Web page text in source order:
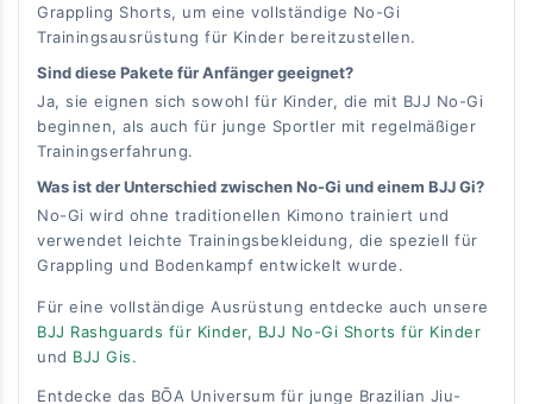
Grappling Shorts, um eine vollständige No-Gi
Trainingsausrüstung für Kinder bereitzustellen.
Sind diese Pakete für Anfänger geeignet?
Ja, sie eignen sich sowohl für Kinder, die mit BJJ No-Gi
beginnen, als auch für junge Sportler mit regelmäßiger
Trainingserfahrung.
Was ist der Unterschied zwischen No-Gi und einem BJJ Gi?
No-Gi wird ohne traditionellen Kimono trainiert und
verwendet leichte Trainingsbekleidung, die speziell für
Grappling und Bodenkampf entwickelt wurde.
Für eine vollständige Ausrüstung entdecke auch unsere
BJJ Rashguards für Kinder, BJJ No-Gi Shorts für Kinder
und BJJ Gis.
Entdecke das BŌA Universum für junge Brazilian Jiu-